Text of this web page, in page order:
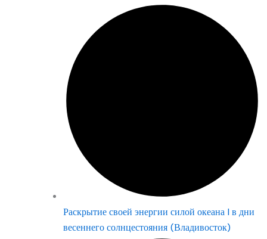
Раскрытие своей энергии силой океана | в дни
весеннего солнцестояния (Владивосток)